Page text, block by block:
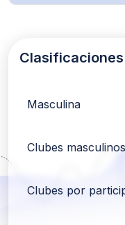
Clasificaciones
Masculina
Clubes masculinos
Clubes por